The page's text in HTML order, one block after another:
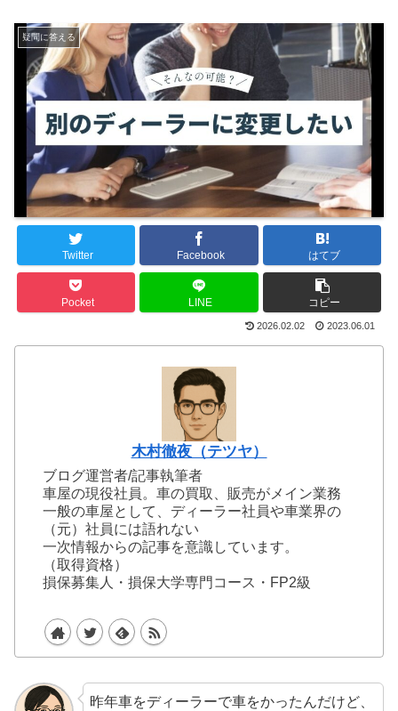
疑問に答える
Twitter Facebook はてブ
Pocket LINE コピー
2026.02.02 2023.06.01
木村徹夜（テツヤ）
ブログ運営者/記事執筆者
車屋の現役社員。車の買取、販売がメイン業務
一般の車屋として、ディーラー社員や車業界の
（元）社員には語れない
一次情報からの記事を意識しています。
（取得資格）
損保募集人・損保大学専門コース・FP2級
昨年車をディーラーで車をかったんだけど、